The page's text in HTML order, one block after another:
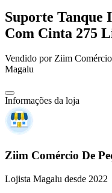
Suporte Tanque
Com Cinta 275
Vendido porZiim
Magalu
Informações da loja
Ziim Comércio De
Lojista Magalu desde 2022